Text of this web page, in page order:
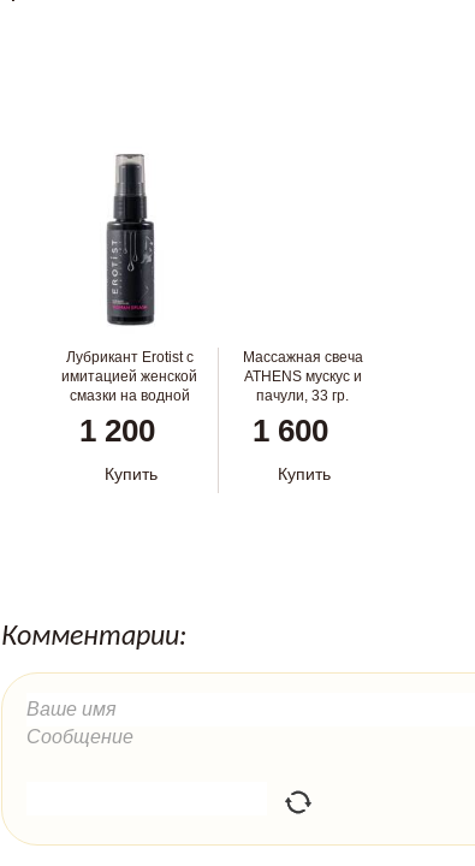
Лубрикант Erotist с
имитацией женской
смазки на водной
1 200
Купить
Массажная свеча
ATHENS мускус и
пачули, 33 гр.
1 600
Купить
Комментарии: